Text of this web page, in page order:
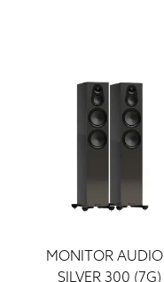
MONITOR AUDIO
SILVER 300 (7G)